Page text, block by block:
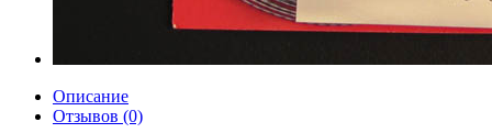
Описание
Отзывов (0)